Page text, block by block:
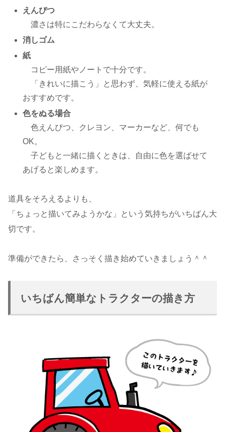
えんぴつ
濃さは特にこだわらなくて大丈夫。
消しゴム
紙
コピー用紙やノートで十分です。
「きれいに描こう」と思わず、気軽に使える紙が
おすすめです。
色をぬる場合
色えんぴつ、クレヨン、マーカーなど、何でも
OK。
子どもと一緒に描くときは、自由に色を選ばせて
あげると楽しめます。
道具をそろえるよりも、
「ちょっと描いてみようかな」という気持ちがいちばん大
切です。
準備ができたら、さっそく描き始めていきましょう＾＾
いちばん簡単なトラクターの描き方